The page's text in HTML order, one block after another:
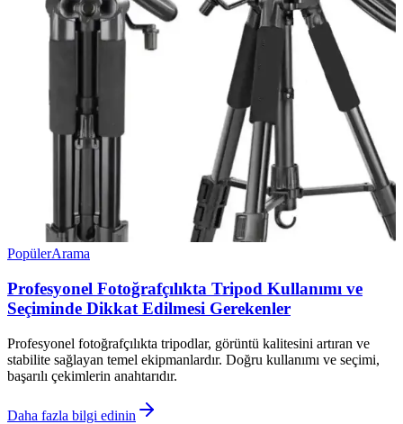
PopülerArama
Profesyonel Fotoğrafçılıkta Tripod Kullanımı ve
Seçiminde Dikkat Edilmesi Gerekenler
Profesyonel fotoğrafçılıkta tripodlar, görüntü kalitesini artıran ve
stabilite sağlayan temel ekipmanlardır. Doğru kullanımı ve seçimi,
başarılı çekimlerin anahtarıdır.
Daha fazla bilgi edinin